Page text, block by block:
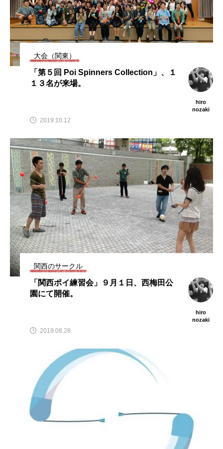
大会（関東）
「第５回 Poi Spinners Collection」、１
１３名が来場。
hiro
nozaki
2019.10.12
関西のサークル
「関西ポイ練習会」９月１日、西梅田公
園にて開催。
hiro
nozaki
2019.08.28